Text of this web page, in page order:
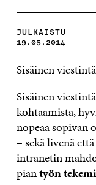
JULKAISTU
19.05.2014
Sisäinen
Sisäinen
kohtaamista,
nopeaa sopivan
– sekä livenä
intranetin
piantyön